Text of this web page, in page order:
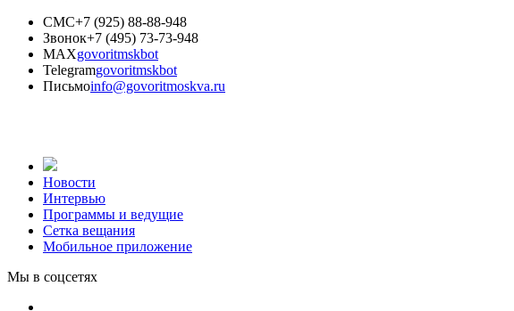
СМС+7 (925) 88-88-948
Звонок+7 (495) 73-73-948
MAXgovoritmskbot
Telegramgovoritmskbot
Письмоinfo@govoritmoskva.ru
Новости
Интервью
Программы и ведущие
Сетка вещания
Мобильное приложение
Мы в соцсетях